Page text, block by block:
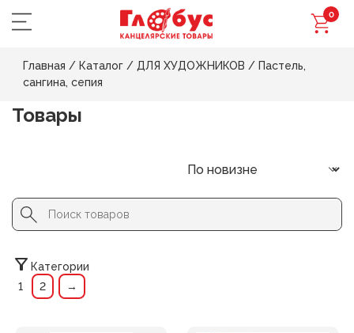
0
Главная / Каталог / ДЛЯ ХУДОЖНИКОВ / Пастель,
сангина, сепия
Товары
Search
for:
Button
Категории
1
2 →